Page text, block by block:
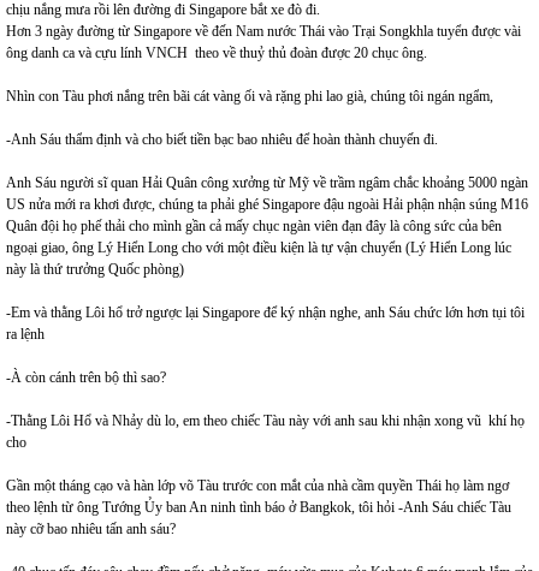
chịu nắng mưa rồi lên đường đi Singapore bắt xe đò đi.
Hơn 3 ngày đường từ Singapore về đến Nam nước Thái vào Trại Songkhla tuyển được vài
ông danh ca và cựu lính VNCH theo về thuỷ thủ đoàn được 20 chục ông.
Nhìn con Tàu phơi nắng trên bãi cát vàng ối và rặng phi lao già, chúng tôi ngán ngẩm,
-Anh Sáu thẩm định và cho biết tiền bạc bao nhiêu để hoàn thành chuyến đi.
Anh Sáu người sĩ quan Hải Quân công xưởng từ Mỹ về trầm ngâm chắc khoảng 5000 ngàn
US nửa mới ra khơi được, chúng ta phải ghé Singapore đậu ngoài Hải phận nhận súng M16
Quân đội họ phế thải cho mình gần cả mấy chục ngàn viên đạn đây là công sức của bên
ngoại giao, ông Lý Hiển Long cho với một điều kiện là tự vận chuyển (Lý Hiển Long lúc
này là thứ trưởng Quốc phòng)
-Em và thằng Lôi hổ trở ngược lại Singapore để ký nhận nghe, anh Sáu chức lớn hơn tụi tôi
ra lệnh
-À còn cánh trên bộ thì sao?
-Thằng Lôi Hổ và Nhảy dù lo, em theo chiếc Tàu này với anh sau khi nhận xong vũ khí họ
cho
Gần một tháng cạo và hàn lớp võ Tàu trước con mắt của nhà cầm quyền Thái họ làm ngơ
theo lệnh từ ông Tướng Ủy ban An ninh tình báo ở Bangkok, tôi hỏi -Anh Sáu chiếc Tàu
này cỡ bao nhiêu tấn anh sáu?